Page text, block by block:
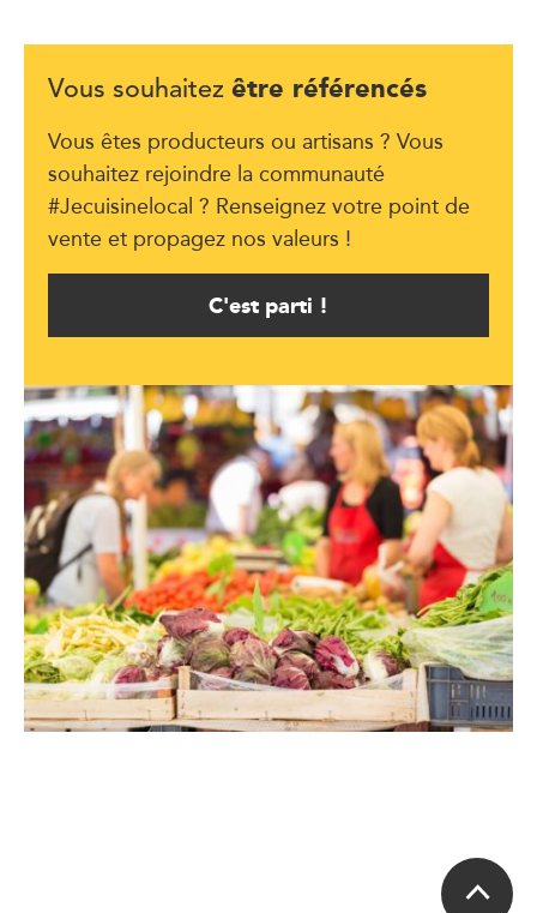
Vous souhaitez être référencés
Vous êtes producteurs ou artisans ? Vous
souhaitez rejoindre la communauté
#Jecuisinelocal ? Renseignez votre point de
vente et propagez nos valeurs !
C'est parti !